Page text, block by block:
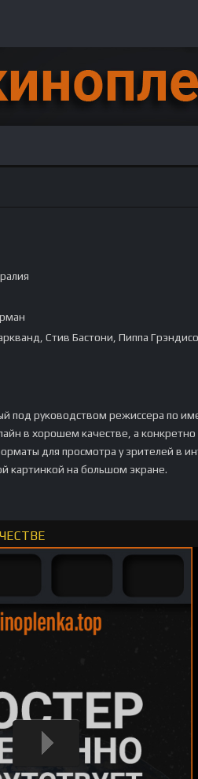
Стив Бастони, Пиппа
под руководством режиссера по
в хорошем качестве, а
для просмотра у зрителей в
картинкой на большом экране.